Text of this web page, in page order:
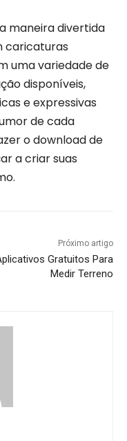
maneira divertida
caricaturas
uma variedade de
disponíveis,
e expressivas
de cada
o download de
a criar suas
Próximo artigo
Gratuitos Para
Medir Terreno